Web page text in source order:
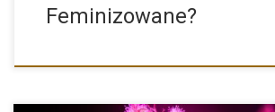
Feminizowane?